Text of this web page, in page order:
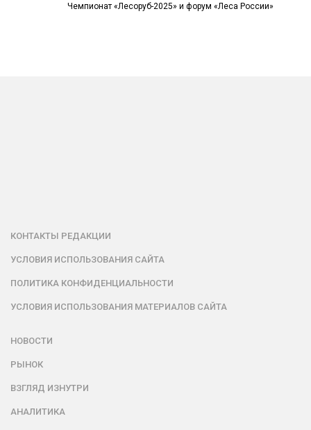
Чемпионат «Лесоруб-2025» и форум «Леса России»
КОНТАКТЫ РЕДАКЦИИ
УСЛОВИЯ ИСПОЛЬЗОВАНИЯ САЙТА
ПОЛИТИКА КОНФИДЕНЦИАЛЬНОСТИ
УСЛОВИЯ ИСПОЛЬЗОВАНИЯ МАТЕРИАЛОВ САЙТА
НОВОСТИ
РЫНОК
ВЗГЛЯД ИЗНУТРИ
АНАЛИТИКА